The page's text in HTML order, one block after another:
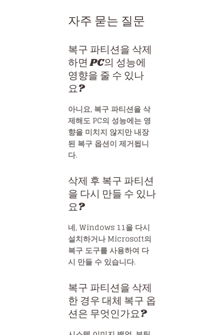
자주 묻는 질문
복구 파티션을 삭제
하면 PC의 성능에
영향을 줄 수 있나
요?
아니요, 복구 파티션을 삭
제해도 PC의 성능에는 영
향을 미치지 않지만 내장
된 복구 옵션이 제거됩니
다.
삭제 후 복구 파티션
을 다시 만들 수 있나
요?
네, Windows 11을 다시
설치하거나 Microsoft의
복구 도구를 사용하여 다
시 만들 수 있습니다.
복구 파티션을 삭제
한 경우 대체 복구 옵
션은 무엇인가요?